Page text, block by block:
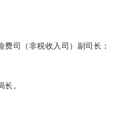
司（非税收入司）副司长；
。